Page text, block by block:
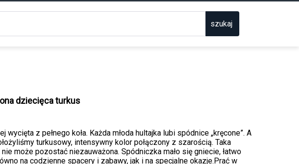
szukaj
dziecięca turkus
wycięta z pełnego koła. Każda młoda hultajka lubi spódnice „kręcone”. A
turkusowy, intensywny kolor połączony z szarością. Taka
może pozostać niezauważona. Spódniczka mało się gniecie, łatwo
na codzienne spacery i zabawy, jak i na specjalne okazje.Prać w